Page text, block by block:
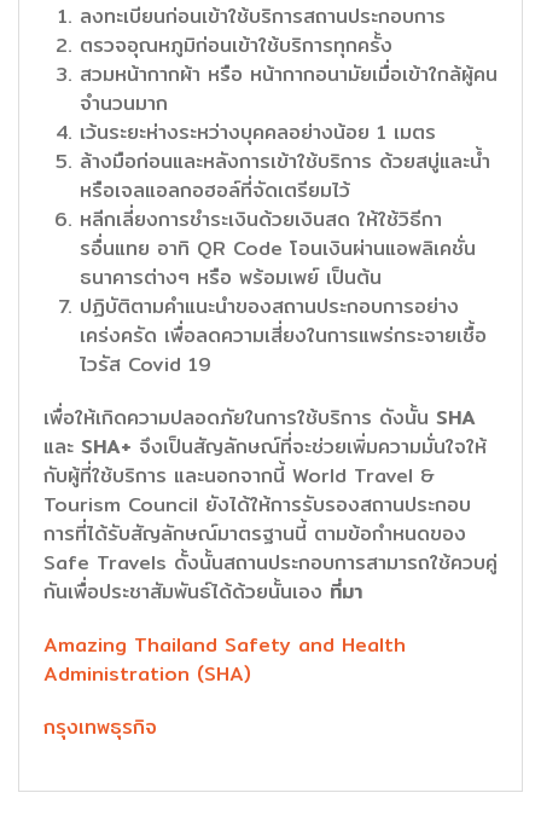
ลงทะเบียนก่อนเข้าใช้บริการสถานประกอบการ
ตรวจอุณหภูมิก่อนเข้าใช้บริการทุกครั้ง
สวมหน้ากากผ้า หรือ หน้ากากอนามัยเมื่อเข้าใกล้ผู้คน
จำนวนมาก
เว้นระยะห่างระหว่างบุคคลอย่างน้อย 1 เมตร
ล้างมือก่อนและหลังการเข้าใช้บริการ ด้วยสบู่และน้ำ
หรือเจลแอลกอฮอล์ที่จัดเตรียมไว้
หลีกเลี่ยงการชำระเงินด้วยเงินสด ให้ใช้วิธีกา
รอื่นแทย อาทิ QR Code โอนเงินผ่านแอพลิเคชั่น
ธนาคารต่างๆ หรือ พร้อมเพย์ เป็นต้น
ปฏิบัติตามคำแนะนำของสถานประกอบการอย่าง
เคร่งครัด เพื่อลดความเสี่ยงในการแพร่กระจายเชื้อ
ไวรัส Covid 19
เพื่อให้เกิดความปลอดภัยในการใช้บริการ ดังนั้น SHA
และ SHA+ จึงเป็นสัญลักษณ์ที่จะช่วยเพิ่มความมั่นใจให้
กับผู้ที่ใช้บริการ และนอกจากนี้ World Travel &
Tourism Council ยังได้ให้การรับรองสถานประกอบ
การที่ได้รับสัญลักษณ์มาตรฐานนี้ ตามข้อกำหนดของ
Safe Travels ดั้งนั้นสถานประกอบการสามารถใช้ควบคู่
กันเพื่อประชาสัมพันธ์ได้ด้วยนั้นเอง ที่มา
Amazing Thailand Safety and Health
Administration (SHA)
กรุงเทพธุรกิจ